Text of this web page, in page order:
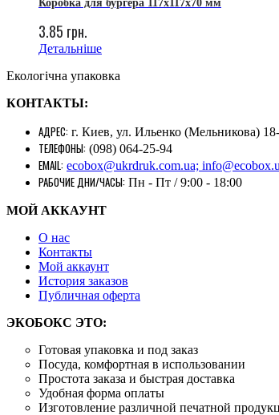
Коробка для бургера 117х117х70 мм
3.85 грн.
Детальніше
Екологічна упаковка
КОНТАКТЫ:
АДРЕС: г. Киев, ул. Ильенко (Мельникова)
ТЕЛЕФОНЫ: (098) 064-25-94
EMAIL: ecobox@ukrdruk.com.ua;
РАБОЧИЕ ДНИ/ЧАСЫ: Пн - Пт / 9:00 - 18:00
МОЙ АККАУНТ
О нас
Контакты
Mой аккаунт
История заказов
Публичная оферта
ЭКОБОКС ЭТО:
Готовая упаковка и под заказ
Посуда, комфортная в использовании
Простота заказа и быстрая доставка
Удобная форма оплаты
Изготовление различной печатной